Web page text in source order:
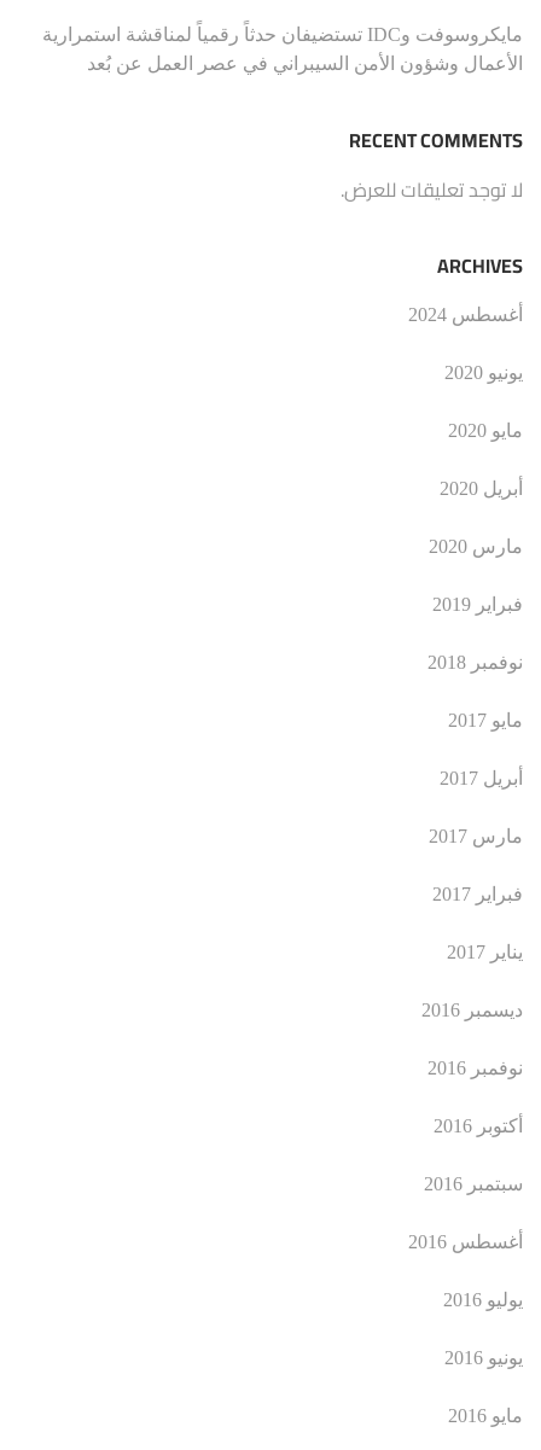
مايكروسوفت وIDC تستضيفان حدثاً رقمياً لمناقشة استمرارية
الأعمال وشؤون الأمن السيبراني في عصر العمل عن بُعد
RECENT COMMENTS
لا توجد تعليقات للعرض.
ARCHIVES
أغسطس 2024
يونيو 2020
مايو 2020
أبريل 2020
مارس 2020
فبراير 2019
نوفمبر 2018
مايو 2017
أبريل 2017
مارس 2017
فبراير 2017
يناير 2017
ديسمبر 2016
نوفمبر 2016
أكتوبر 2016
سبتمبر 2016
أغسطس 2016
يوليو 2016
يونيو 2016
مايو 2016